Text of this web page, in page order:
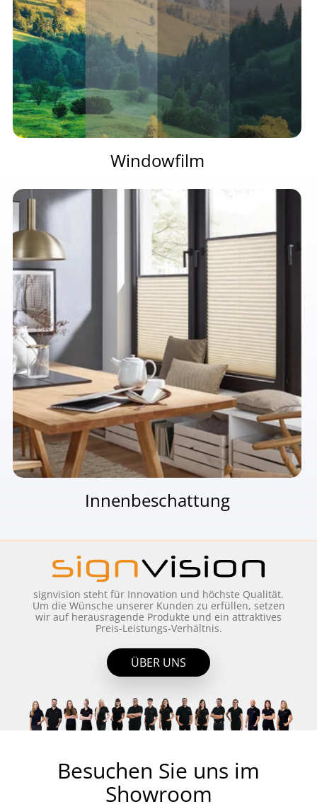
Windowfilm
Innenbeschattung
signvision steht für Innovation und höchste Qualität.
Um die Wünsche unserer Kunden zu erfüllen, setzen
wir auf herausragende Produkte und ein attraktives
Preis-Leistungs-Verhältnis.
ÜBER UNS
Besuchen Sie uns im
Showroom